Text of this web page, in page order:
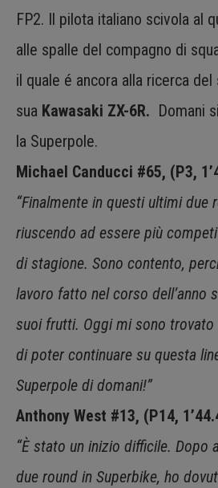
FP2. Il pilota italiano scivola al
alle spalle del compagno di
il quale é ancora alla ricerca
sua Kawasaki ZX-6R. Domani
la Superpole.
Michael Canducci #65, (P3,
“Finalmente in questi ultimi due
riuscendo ad essere più
di stagione. Sono contento,
lavoro fatto nel corso dell’anno
suoi frutti. Oggi mi sono
di poter continuare su questa
Superpole di domani!”
Anthony West #13, (P14,
“È stato un inizio difficile. Dopo
due round in Superbike, ho